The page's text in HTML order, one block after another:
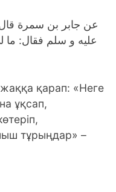
عن جابر بن سمرة
عليه و سلم فقال: ما
қарап: «Неге
ұқсап,
тұрыңдар» –